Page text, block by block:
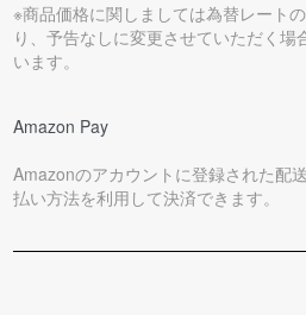
※商品価格に関しましては為替レート
り、予告なしに変更させていただく場
います。
Amazon Pay
Amazonのアカウントに登録された配
払い方法を利用して決済できます。